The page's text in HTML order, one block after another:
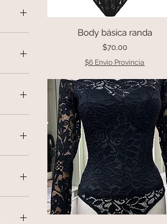
Vista rápida
Body básica randa
Precio
$70,00
$6 Envio Provincia